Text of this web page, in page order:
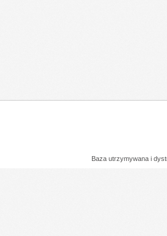
Baza utrzymywana i